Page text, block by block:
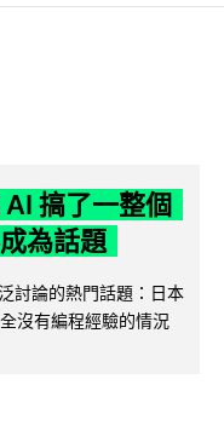
搞了一整個
為話題
討論的熱門話題：日本
沒有編程經驗的情況